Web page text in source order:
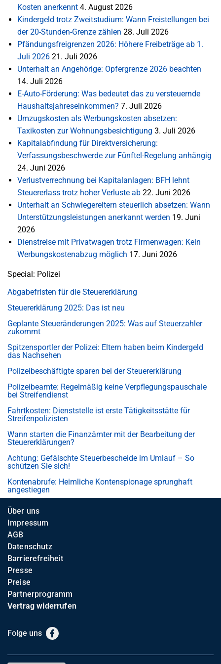
Kosten anerkennt 4. August 2026
Kindergeld trotz Zweitstudium: Wann Freistellungen bei
der 20-Stunden-Grenze zählen 28. Juli 2026
Pfändungsfreigrenzen 2026: Höhere Freibeträge ab 1.
Juli 2026 21. Juli 2026
Unterhalt an Angehörige: Opfergrenze 2026 beachten
14. Juli 2026
E-Auto-Förderung: Was bedeutet das zu versteuernde
Haushaltsjahreseinkommen? 7. Juli 2026
Umzugskosten als Werbungskosten absetzen:
Taxikosten zur Wohnungsbesichtigung 3. Juli 2026
Kapitalabfindung für Direktversicherung:
Verfassungsbeschwerde zur Fünftel-Regelung anhängig
24. Juni 2026
Verlustverrechnung bei Kapitalanlagen: BFH lehnt
Steuererlass trotz hoher Verluste ab 22. Juni 2026
Unterhalt an Schwiegereltern steuerlich absetzen: Wann
Unterstützungsleistungen anerkannt werden 19. Juni
2026
Dienstreise mit Privatwagen trotz Firmenwagen: Kein
Werbungskostenabzug möglich 17. Juni 2026
Special: Polizei
Abgabefristen für die Steuererklärung
Steuererklärung 2025: Das ist neu
Geplante Steueränderungen 2025: Was auf Steuerzahler
zukommt
Spitzensportler der Polizei: Eltern haben beim Kindergeld
das Nachsehen
Polizeibeschäftigte sparen bei der Steuererklärung
Polizeibeamte: Regelmäßig keine Verpflegungspauschale
bei Streifendienst
Fahrtkosten: Dienststelle ist erste Tätigkeitsstätte für
Streifenpolizisten
Wann starten die Finanzämter mit der Bearbeitung der
Steuererklärungen?
Achtung: Gefälschte Steuerbescheide im Umlauf – So
schützen Sie sich!
Kontenabrufe: Heimliche Kontenspionage sprunghaft
angestiegen
Über uns
Impressum
AGB
Datenschutz
Barrierefreiheit
Presse
Preise
Partnerprogramm
Vertrag widerrufen
Folge uns Facebook